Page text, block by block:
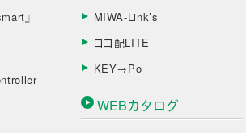
』
MIWA-Link’s
ココ配LITE
KEY→Po
WEBカタログ